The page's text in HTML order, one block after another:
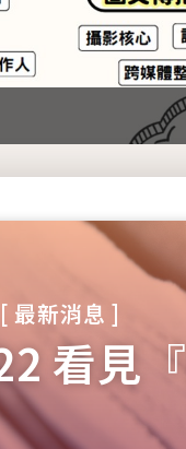
最新消息 ]
看見